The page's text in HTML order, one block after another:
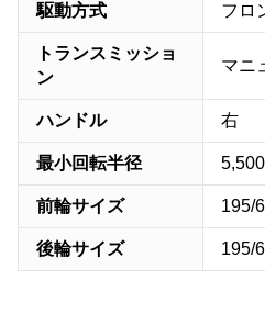
駆動方式 フロ
トランスミッショ
ン
マニ
ハンドル 右
最小回転半径
前輪サイズ 195/
後輪サイズ 195/